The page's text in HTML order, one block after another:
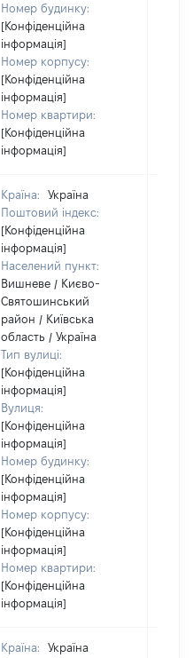
Номер будинку:
[Конфіденційна
інформація]
Номер корпусу:
[Конфіденційна
інформація]
Номер квартири:
[Конфіденційна
інформація]
Країна:
Україна
Поштовий індекс:
[Конфіденційна
інформація]
Населений пункт:
Вишневе / Києво-
Святошинський
район / Київська
область / Україна
Тип вулиці:
[Конфіденційна
інформація]
Вулиця:
[Конфіденційна
інформація]
Номер будинку:
[Конфіденційна
інформація]
Номер корпусу:
[Конфіденційна
інформація]
Номер квартири:
[Конфіденційна
інформація]
Країна:
Україна